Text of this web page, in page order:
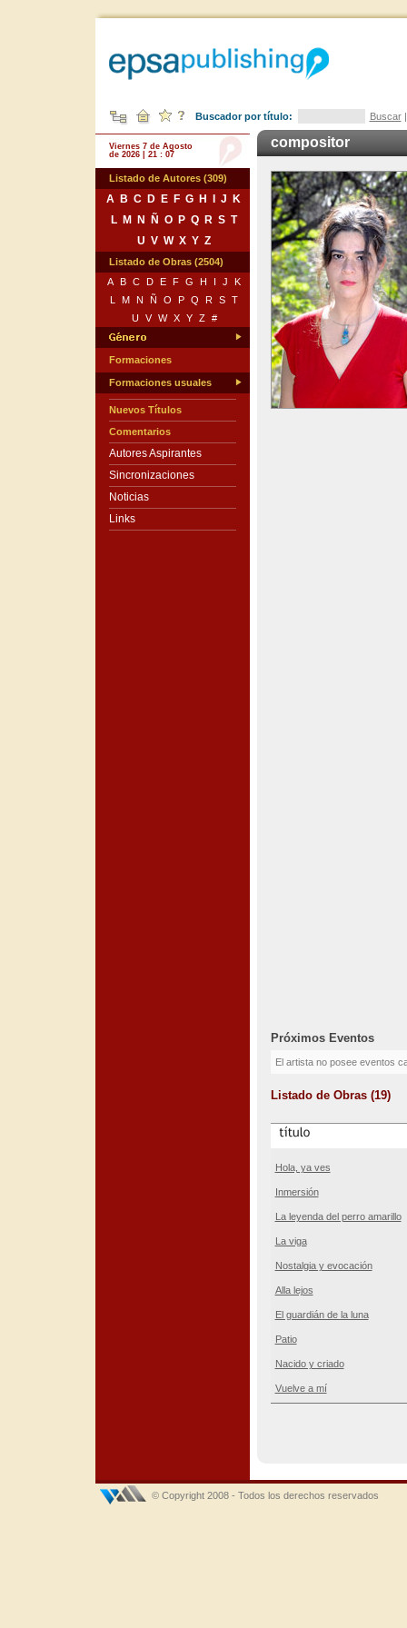
Buscador por título: Buscar
Viernes 7 de Agosto
de 2026 | 21 : 07
Listado de Autores (309)
A B C D E F G H J
K
L
M N Ñ O P Q R S T
U V W X Y Z
Listado de Obras (2504)
A
B C D E F G H I J
K
L
M N Ñ O P Q R S T
U
V W X Y Z #
Formaciones
Formaciones usuales
Nuevos Títulos
Comentarios
Autores Aspirantes
Sincronizaciones
Noticias
Links
compositor
Próximos Eventos
El artista no posee eventos
Listado de Obras (19)
Hola, ya ves
Inmersión
La leyenda del perro amarillo
La viga
Nostalgia y evocación
Alla lejos
El guardián de la luna
Patio
Nacido y criado
Vuelve a mí
© Copyright 2008 - Todos los derechos reservados